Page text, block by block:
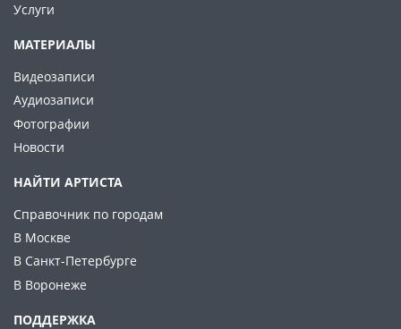
Услуги
МАТЕРИАЛЫ
Видеозаписи
Аудиозаписи
Фотографии
Новости
НАЙТИ АРТИСТА
Справочник по городам
В Москве
В Санкт-Петербурге
В Воронеже
ПОДДЕРЖКА